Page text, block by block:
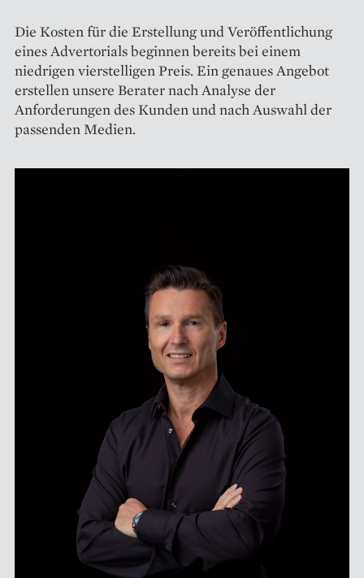
Die Kosten für die Erstellung und Veröffentlichung
eines Advertorials beginnen bereits bei einem
niedrigen vierstelligen Preis. Ein genaues Angebot
erstellen unsere Berater nach Analyse der
Anforderungen des Kunden und nach Auswahl der
passenden Medien.